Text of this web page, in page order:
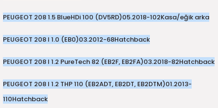
PEUGEOT 208 1.5 BlueHDi 100 (DV5RD)05.2018-102Kasa/eğik arka
PEUGEOT 208 I 1.0 (EB0)03.2012-68Hatchback
PEUGEOT 208 I 1.2 PureTech 82 (EB2F, EB2FA)03.2018-82Hatchback
PEUGEOT 208 I 1.2 THP 110 (EB2ADT, EB2DT, EB2DTM)01.2013-
110Hatchback